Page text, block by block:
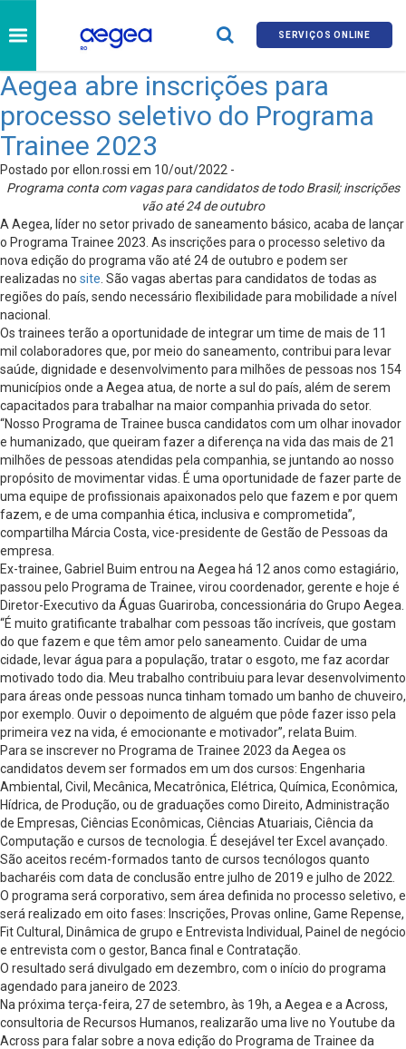
SERVIÇOS ONLINE
Aegea abre inscrições para
processo seletivo do Programa
Trainee 2023
Postado por ellon.rossi em 10/out/2022 -
Programa conta com vagas para candidatos de todo Brasil; inscrições
vão até 24 de outubro
A Aegea, líder no setor privado de saneamento básico, acaba de lançar
o Programa Trainee 2023. As inscrições para o processo seletivo da
nova edição do programa vão até 24 de outubro e podem ser
realizadas no site . São vagas abertas para candidatos de todas as
regiões do país, sendo necessário flexibilidade para mobilidade a nível
nacional.
Os trainees terão a oportunidade de integrar um time de mais de 11
mil colaboradores que, por meio do saneamento, contribui para levar
saúde, dignidade e desenvolvimento para milhões de pessoas nos 154
municípios onde a Aegea atua, de norte a sul do país, além de serem
capacitados para trabalhar na maior companhia privada do setor.
“Nosso Programa de Trainee busca candidatos com um olhar inovador
e humanizado, que queiram fazer a diferença na vida das mais de 21
milhões de pessoas atendidas pela companhia, se juntando ao nosso
propósito de movimentar vidas. É uma oportunidade de fazer parte de
uma equipe de profissionais apaixonados pelo que fazem e por quem
fazem, e de uma companhia ética, inclusiva e comprometida”,
compartilha Márcia Costa, vice-presidente de Gestão de Pessoas​ da
empresa.
Ex-trainee, Gabriel Buim entrou na Aegea há 12 anos como estagiário,
passou pelo Programa de Trainee, virou coordenador, gerente e hoje é
Diretor-Executivo da Águas Guariroba, concessionária do Grupo Aegea.
“É muito gratificante trabalhar com pessoas tão incríveis, que gostam
do que fazem e que têm amor pelo saneamento. Cuidar de uma
cidade, levar água para a população, tratar o esgoto, me faz acordar
motivado todo dia. Meu trabalho contribuiu para levar desenvolvimento
para áreas onde pessoas nunca tinham tomado um banho de chuveiro,
por exemplo. Ouvir o depoimento de alguém que pôde fazer isso pela
primeira vez na vida, é emocionante e motivador”, relata Buim.
Para se inscrever no Programa de Trainee 2023 da Aegea os
candidatos devem ser formados em um dos cursos: Engenharia
Ambiental, Civil, Mecânica, Mecatrônica, Elétrica, Química, Econômica,
Hídrica, de Produção, ou de graduações como Direito, Administração
de Empresas, Ciências Econômicas, Ciências Atuariais, Ciência da
Computação e cursos de tecnologia. É desejável ter Excel avançado.
São aceitos recém-formados tanto de cursos tecnólogos quanto
bacharéis com data de conclusão entre julho de 2019 e julho de 2022.
O programa será corporativo, sem área definida no processo seletivo, e
será realizado em oito fases: Inscrições, Provas online, Game Repense,
Fit Cultural, Dinâmica de grupo e Entrevista Individual, Painel de negócio
e entrevista com o gestor, Banca final e Contratação.
O resultado será divulgado em dezembro, com o início do programa
agendado para janeiro de 2023.
Na próxima terça-feira, 27 de setembro, às 19h, a Aegea e a Across,
consultoria de Recursos Humanos, realizarão uma live no Youtube da
Across para falar sobre a nova edição do Programa de Trainee da